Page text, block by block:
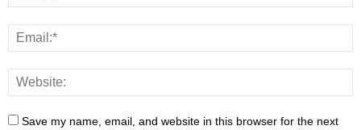
Save my name, email, and website in this browser for the next